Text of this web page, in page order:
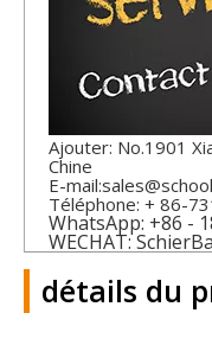
Ajouter: No.1901
Chine
E-mail:
Téléphone: + 86-
WhatsApp: +86 -
WECHAT:
détails du